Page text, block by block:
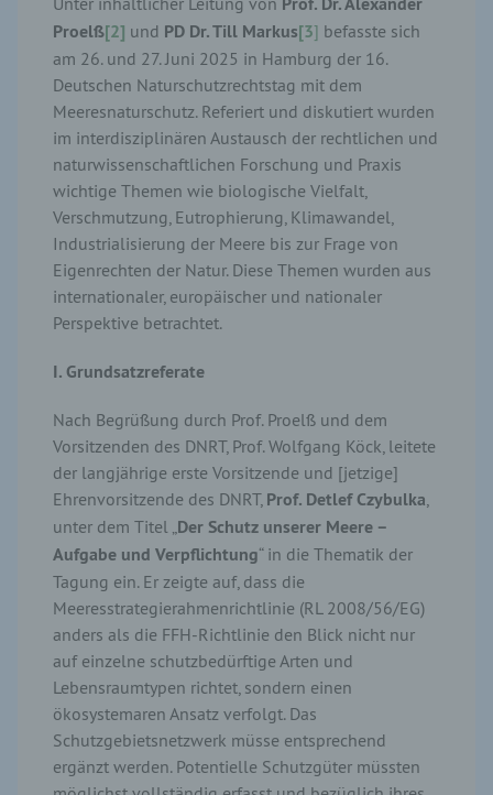
Proelß[2] und PD Dr. Till Markus[3] befasste sich
am 26. und 27. Juni 2025 in Hamburg der 16.
Deutschen Naturschutzrechtstag mit dem
Meeresnaturschutz. Referiert und diskutiert wurden
im interdisziplinären Austausch der rechtlichen und
naturwissenschaftlichen Forschung und Praxis
wichtige Themen wie biologische Vielfalt,
Verschmutzung, Eutrophierung, Klimawandel,
Industrialisierung der Meere bis zur Frage von
Eigenrechten der Natur. Diese Themen wurden aus
internationaler, europäischer und nationaler
Perspektive betrachtet.
I. Grundsatzreferate
Nach Begrüßung durch Prof. Proelß und dem
Vorsitzenden des DNRT, Prof. Wolfgang Köck, leitete
der langjährige erste Vorsitzende und [jetzige]
Ehrenvorsitzende des DNRT, Prof. Detlef Czybulka
unter dem Titel „ Der Schutz unserer Meere –
Aufgabe und Verpflichtung“ in die Thematik der
Tagung ein. Er zeigte auf, dass die
Meeresstrategierahmenrichtlinie (RL 2008/56/EG)
anders als die FFH-Richtlinie den Blick nicht nur
auf einzelne schutzbedürftige Arten und
Lebensraumtypen richtet, sondern einen
ökosystemaren Ansatz verfolgt. Das
Schutzgebietsnetzwerk müsse entsprechend
ergänzt werden. Potentielle Schutzgüter müssten